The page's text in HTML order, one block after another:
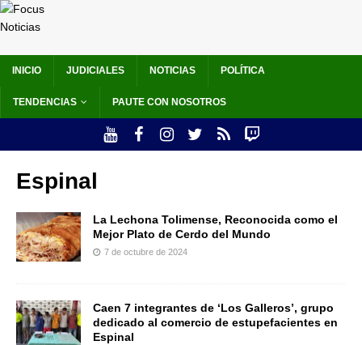
INICIO JUDICIALES NOTICIAS POLÍTICA
TENDENCIAS PAUTE CON NOSOTROS
Espinal
La Lechona Tolimense, Reconocida como el
Mejor Plato de Cerdo del Mundo
7 de octubre de 2024
Caen 7 integrantes de ‘Los Galleros’, grupo
dedicado al comercio de estupefacientes en
Espinal